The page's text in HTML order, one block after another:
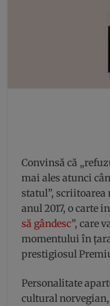
Convinsă că
mai ales atunci
statul”,
anul 2017, o carte
să gândesc”, care
momentului în
prestigiosul
Personalitate
cultural